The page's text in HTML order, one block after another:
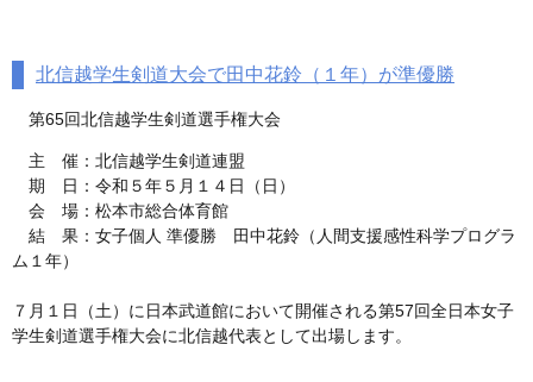
北信越学生剣道大会で田中花鈴（１年）が準優勝
第65回北信越学生剣道選手権大会
主 催：北信越学生剣道連盟
期 日：令和５年５月１４日（日）
会 場：松本市総合体育館
結 果：女子個人 準優勝 田中花鈴（人間支援感性科学プログラ
ム１年）
７月１日（土）に日本武道館において開催される第57回全日本女子
学生剣道選手権大会に北信越代表として出場します。